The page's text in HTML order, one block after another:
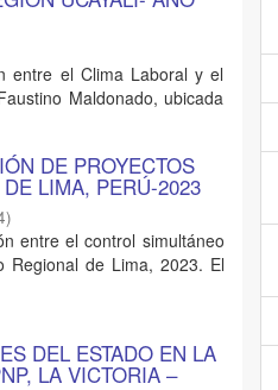
entre el Clima Laboral y el
Maldonado, ubicada
DE PROYECTOS
LIMA, PERÚ-2023
)
entre el control simultáneo
Regional de Lima, 2023. El
DEL ESTADO EN LA
LA VICTORIA –